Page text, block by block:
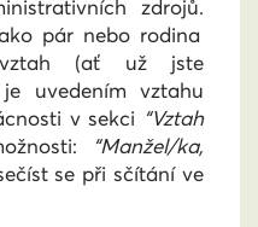
zdrojů.
pár nebo rodina
(ať už jste
uvedením vztahu
v sekci “Vztah
“Manžel/ka,
se při sčítání ve